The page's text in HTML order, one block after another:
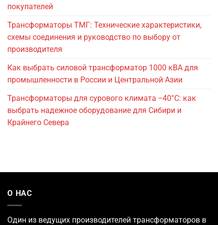
покупателей
Трансформаторы ТМГ: Технические характеристики,
схемы соединения и руководство по выбору от
производителя
Как выбрать силовой трансформатор 1000 кВА для
промышленности в России и Центральной Азии
Трансформаторы для сурового климата −40°C: как
выбрать надежное оборудование для Сибири и
Крайнего Севера
О НАС
Один из ведущих производителей трансформаторов в